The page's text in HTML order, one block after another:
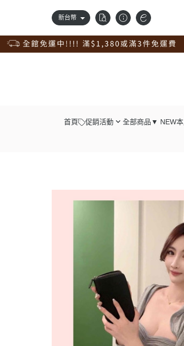
新台幣
首頁 促銷活動
清倉專區，出清價75折
買包送點數，滿2000送100點
全部商品 ▼ NEW